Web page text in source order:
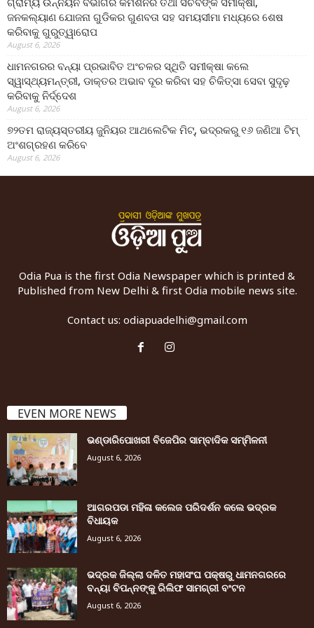
ଜନକଲ୍ୟାଣ ଯୋଜନା ଗୁଡିକର ଗୁଣବତା ସହ ସମୟସୀମା ମଧ୍ୟରେ ଶେଷ
କରିବାକୁ ଗୁରୁତ୍ୱାରୋପ
August 6, 2026
ଧାମନଗରର ବନ୍ୟା ପ୍ରଭାବିତ ଅଂଚଳର ସ୍ଥିତି ସମୀକ୍ଷା କଲେ
ସ୍ୱାସ୍ଥ୍ୟମନ୍ତ୍ରୀ, ଡାକ୍ତର ଅଭାବ ଦୂର କରିବା ସହ ଚିକିତ୍ସା ସେବା ସୁଦୃଢ଼
କରିବାକୁ ନିର୍ଦ୍ଦେଶ
August 6, 2026
୭୨ତମ ରାଜ୍ୟସ୍ତରୀୟ ଜୁନିୟର ଆଥଲେଟିକ ମିଟ୍‌, ଭଦ୍ରକରୁ ୧୬ ଜଣିଆ ଟିମ୍
ଅଂଶଗ୍ରହଣ କରିବେ
August 6, 2026
Odia Pua is the first Odia Newspaper which is printed &
Published from New Delhi & first Odia mobile news site.
Contact us: odiapuadelhi@gmail.com
EVEN MORE NEWS
ଭଣ୍ଡାରିପୋଖରୀ ବିଜେପିର ସାମ୍ବାଦିକ ସମ୍ମିଳନୀ
August 6, 2026
ଆଗରପଡା ମହିଳା କଲେଜ ପରିଦର୍ଶନ କଲେ ଭଦ୍ରକ
ବିଧାୟକ
August 6, 2026
ଭଦ୍ରକ ଜିଲ୍ଲା ଦଳିତ ମହାସଂଘ ପକ୍ଷରୁ ଧାମନଗରରେ
ବନ୍ୟା ବିପନ୍ନଙ୍କୁ ରିଲିଫ ସାମଗ୍ରୀ ବଂଟନ
August 6, 2026